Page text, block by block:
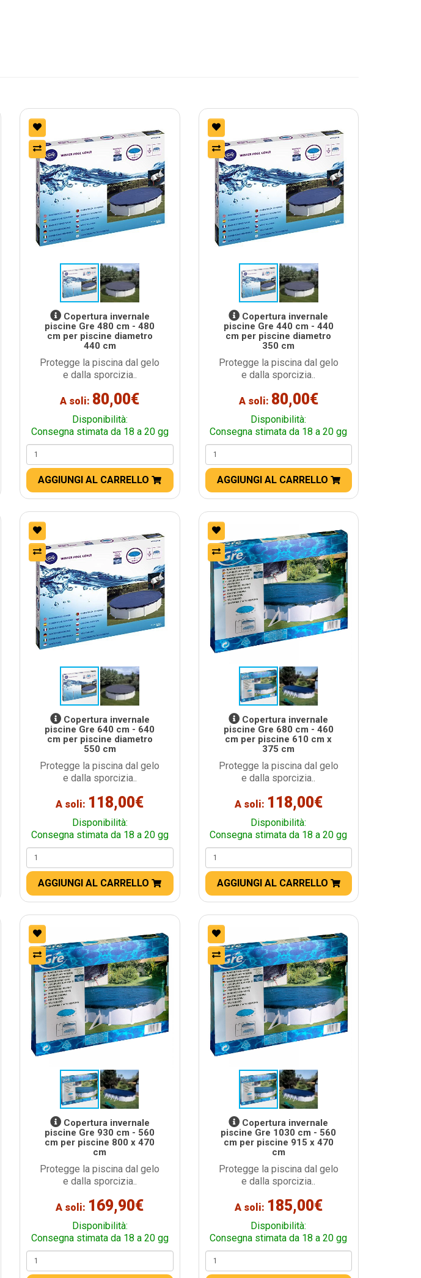
Copertura invernale
piscine Gre 480 cm - 480
cm per piscine diametro
440 cm
Protegge la piscina dal gelo
e dalla sporcizia..
A soli: 80,00€
Disponibilità:
Consegna stimata da 18 a 20 gg
AGGIUNGI AL CARRELLO
Copertura invernale
piscine Gre 440 cm - 440
cm per piscine diametro
350 cm
Protegge la piscina dal gelo
e dalla sporcizia..
A soli: 80,00€
Disponibilità:
Consegna stimata da 18 a 20 gg
AGGIUNGI AL CARRELLO
Copertura invernale
piscine Gre 640 cm - 640
cm per piscine diametro
550 cm
Protegge la piscina dal gelo
e dalla sporcizia..
A soli: 118,00€
Disponibilità:
Consegna stimata da 18 a 20 gg
AGGIUNGI AL CARRELLO
Copertura invernale
piscine Gre 680 cm - 460
cm per piscine 610 cm x
375 cm
Protegge la piscina dal gelo
e dalla sporcizia..
A soli: 118,00€
Disponibilità:
Consegna stimata da 18 a 20 gg
AGGIUNGI AL CARRELLO
Copertura invernale
piscine Gre 930 cm - 560
cm per piscine 800 x 470
cm
Protegge la piscina dal gelo
e dalla sporcizia..
A soli: 169,90€
Disponibilità:
Consegna stimata da 18 a 20 gg
Copertura invernale
piscine Gre 1030 cm - 560
cm per piscine 915 x 470
cm
Protegge la piscina dal gelo
e dalla sporcizia..
A soli: 185,00€
Disponibilità:
Consegna stimata da 18 a 20 gg